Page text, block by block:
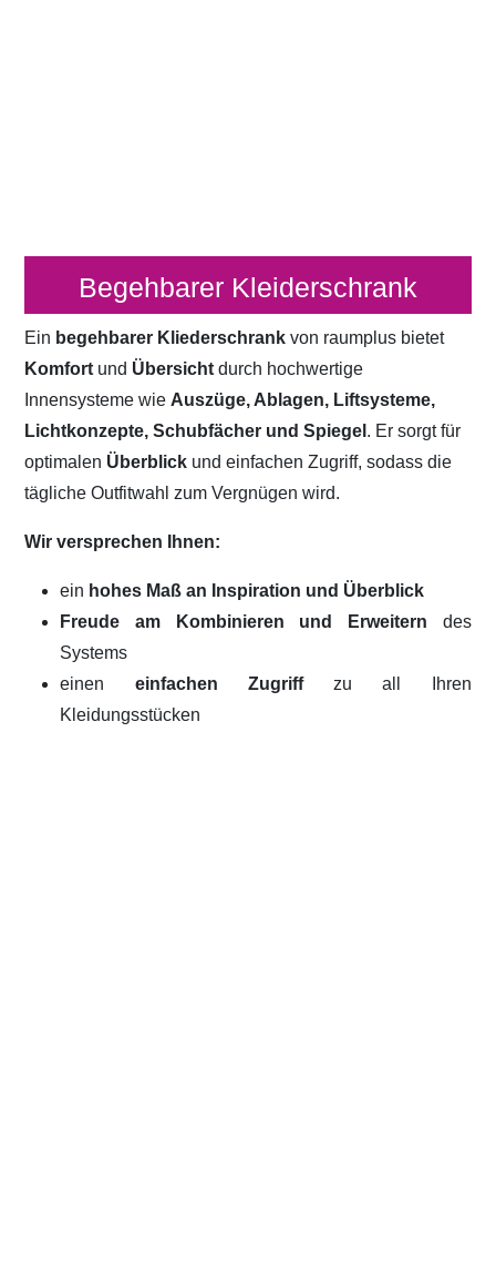
Begehbarer Kleiderschrank
Ein begehbarer Kliederschrankvon raumplus bietet
Komfort und Übersicht durch hochwertige
Innensysteme wie Auszüge, Ablagen, Liftsysteme,
Lichtkonzepte, Schubfächer und Spiegel . Er sorgt für
optimalen Überblick und einfachen Zugriff, sodass die
tägliche Outfitwahl zum Vergnügen wird.
Wir versprechen Ihnen:
ein hohes Maß an Inspiration und Überblick
Freude am Kombinieren und Erweitern des
Systems
einen einfachen Zugriffzu all Ihren
Kleidungsstücken